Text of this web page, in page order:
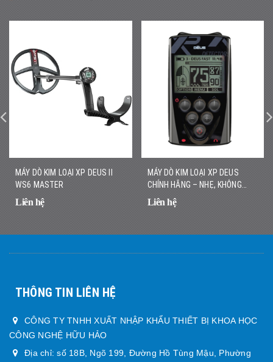
MÁY DÒ KIM LOẠI XP DEUS II
WS6 MASTER
Liên hệ
MÁY DÒ KIM LOẠI XP DEUS
CHÍNH HÃNG – NHẸ, KHÔNG
DÂY, DÒ NHANH CHÍNH XÁC
Liên hệ
THÔNG TIN LIÊN HỆ
CÔNG TY TNHH XUẤT NHẬP KHẨU THIẾT BỊ KHOA HỌC
CÔNG NGHỆ HỮU HẢO
Địa chỉ: số 18B, Ngõ 199, Đường Hồ Tùng Mậu, Phường